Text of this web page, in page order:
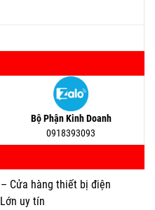
Bộ Phận Kinh Doanh
0918393093
Cửa hàng thiết bị điện
uy tín